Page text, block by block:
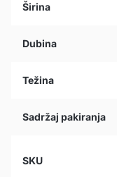
Širina
Dubina
Težina
Sadržaj pakiranja
SKU